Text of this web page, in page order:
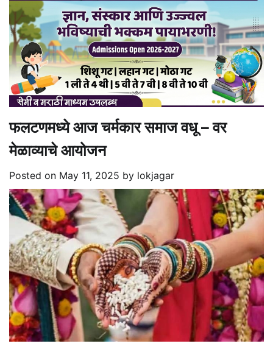
फलटणमध्ये आज चर्मकार समाज वधू – वर
मेळाव्याचे आयोजन
Posted on May 11, 2025 by lokjagar